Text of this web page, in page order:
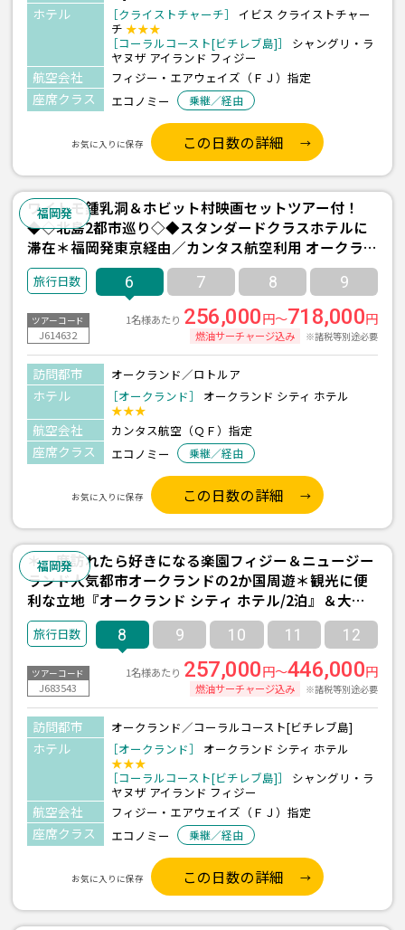
ホテル ［クライストチャーチ］
イビス クライストチャー
チ ★★★
［コーラルコースト[ビチレブ島]］
シャングリ・ラ
ヤヌザ アイランド フィジー
航空会社 フィジー・エアウェイズ（ＦＪ）指定
座席クラス エコノミー 乗継／経由
お気に入りに保存 この日数の詳細
福岡発
ワイトモ鍾乳洞＆ホビット村映画セットツアー付！
◆◇北島2都市巡り◇◆スタンダードクラスホテルに
滞在＊福岡発東京経由／カンタス航空利用 オークラン
ド2泊＆ロトルア1泊 6日間
6 7 8 9
ツアーコード
J614632
1名様あたり 256,000円～718,000円
燃油サーチャージ込み ※諸税等別途必要
訪問都市 オークランド／ロトルア
ホテル ［オークランド］
オークランド シティ ホテル
★★★
航空会社 カンタス航空（ＱＦ）指定
座席クラス エコノミー 乗継／経由
お気に入りに保存 この日数の詳細
福岡発
＊一度訪れたら好きになる楽園フィジー＆ニュージー
ランド人気都市オークランドの2か国周遊＊観光に便
利な立地『オークランド シティ ホテル/2泊』＆大型
リゾート『シャングリ・ラ ヤヌザ アイランド/3泊(朝
食付き)』宿泊 8日間 ＜フィジーエアウェイズ利用/福
8 9 10 11 12
ツアーコード
J683543
1名様あたり 257,000円～446,000円
燃油サーチャージ込み ※諸税等別途必要
訪問都市 オークランド／コーラルコースト[ビチレブ島]
ホテル ［オークランド］
オークランド シティ ホテル
★★★
［コーラルコースト[ビチレブ島]］
シャングリ・ラ
ヤヌザ アイランド フィジー
航空会社 フィジー・エアウェイズ（ＦＪ）指定
座席クラス エコノミー 乗継／経由
お気に入りに保存 この日数の詳細